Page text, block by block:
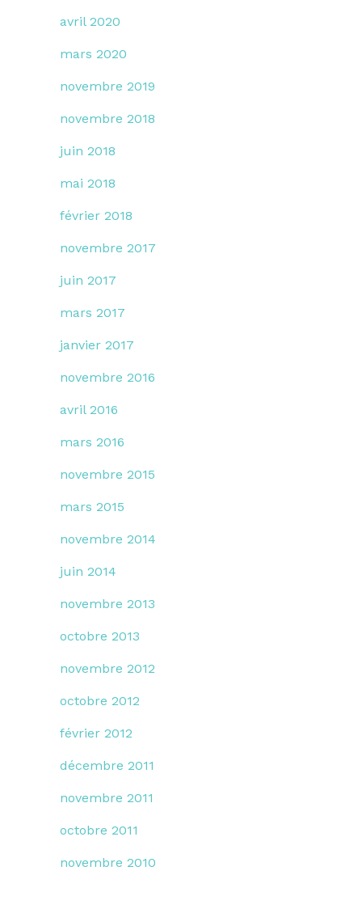
avril 2020
mars 2020
novembre 2019
novembre 2018
juin 2018
mai 2018
février 2018
novembre 2017
juin 2017
mars 2017
janvier 2017
novembre 2016
avril 2016
mars 2016
novembre 2015
mars 2015
novembre 2014
juin 2014
novembre 2013
octobre 2013
novembre 2012
octobre 2012
février 2012
décembre 2011
novembre 2011
octobre 2011
novembre 2010